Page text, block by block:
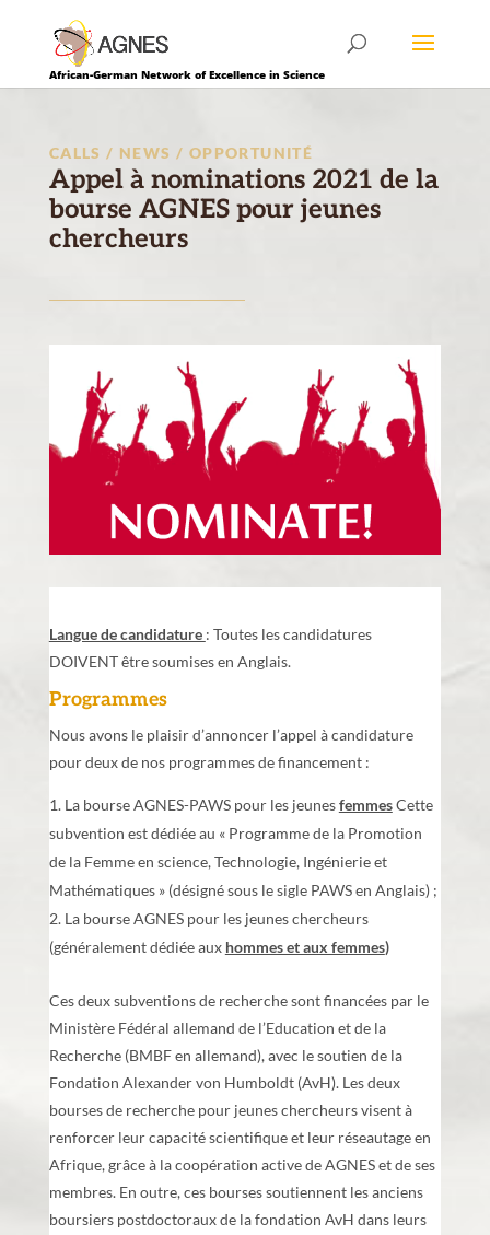
African-German Network of Excellence in Science
CALLS / NEWS / OPPORTUNITÉ
Appel à nominations 2021 de la
bourse AGNES pour jeunes
chercheurs
Langue de candidature : Toutes les candidatures
DOIVENT être soumises en Anglais.
Programmes
Nous avons le plaisir d’annoncer l’appel à candidature
pour deux de nos programmes de financement :
La bourse AGNES-PAWS pour les jeunesfemmesCette
subvention est dédiée au « Programme de la Promotion
de la Femme en science, Technologie, Ingénierie et
Mathématiques » (désigné sous le sigle PAWS en Anglais) ;
La bourse AGNES pour les jeunes chercheurs
(généralement dédiée aux hommes et aux femmes)
Ces deux subventions de recherche sont financées par le
Ministère Fédéral allemand de l’Education et de la
Recherche (BMBF en allemand), avec le soutien de la
Fondation Alexander von Humboldt (AvH). Les deux
bourses de recherche pour jeunes chercheurs visent à
renforcer leur capacité scientifique et leur réseautage en
Afrique, grâce à la coopération active de AGNES et de ses
membres. En outre, ces bourses soutiennent les anciens
boursiers postdoctoraux de la fondation AvH dans leurs